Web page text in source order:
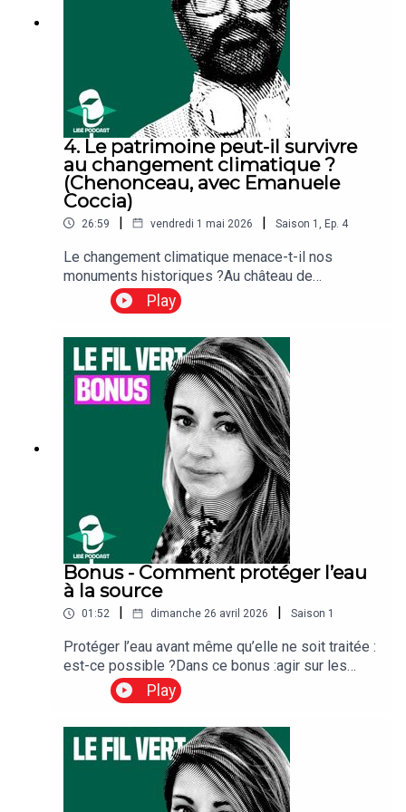
4. Le patrimoine peut-il survivre
au changement climatique ?
(Chenonceau, avec Emanuele
Coccia)
26:59 | vendredi 1 mai 2026 | Saison 1 , Ep. 4
Le changement climatique menace-t-il nos
monuments historiques ?Au château de
Chenonceau, sécheresses, crues et variations du
niveau de l’eau fragilisent les fondations.Avec le
philosophe Emanuele Coccia et l’architecte
Étienne Barthélémy, cet épisode explore une
question inédite : faut-il repenser entièrement
notre manière de préserver le patrimoine ?🏰 Un
reportage sur le climat, l’architecture et
l’adaptation du passé aux défis du futur.🎧 Le Fil
Vert, le podcast des solutions pour
l’environnement, par Libération.
Play
Bonus - Comment protéger l’eau
à la source
01:52 | dimanche 26 avril 2026 | Saison 1
Protéger l’eau avant même qu’elle ne soit traitée :
est-ce possible ?Dans ce bonus :agir sur les
pratiques agricolespréserver les sols
vivantsaccompagner les agriculteurs dans leur
transition💧 Trois leviers concrets pour améliorer
durablement la qualité de l’eau.🎧 Un format court
pour retenir l’essentiel de l'épisode 3 du Fil Vert.
Play